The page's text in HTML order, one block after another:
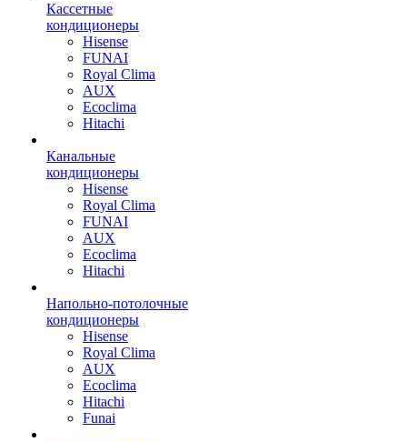
Кассетные
кондиционеры
Hisense
FUNAI
Royal Clima
AUX
Ecoclima
Hitachi
Канальные
кондиционеры
Hisense
Royal Clima
FUNAI
AUX
Ecoclima
Hitachi
Напольно-потолочные
кондиционеры
Hisense
Royal Clima
AUX
Ecoclima
Hitachi
Funai